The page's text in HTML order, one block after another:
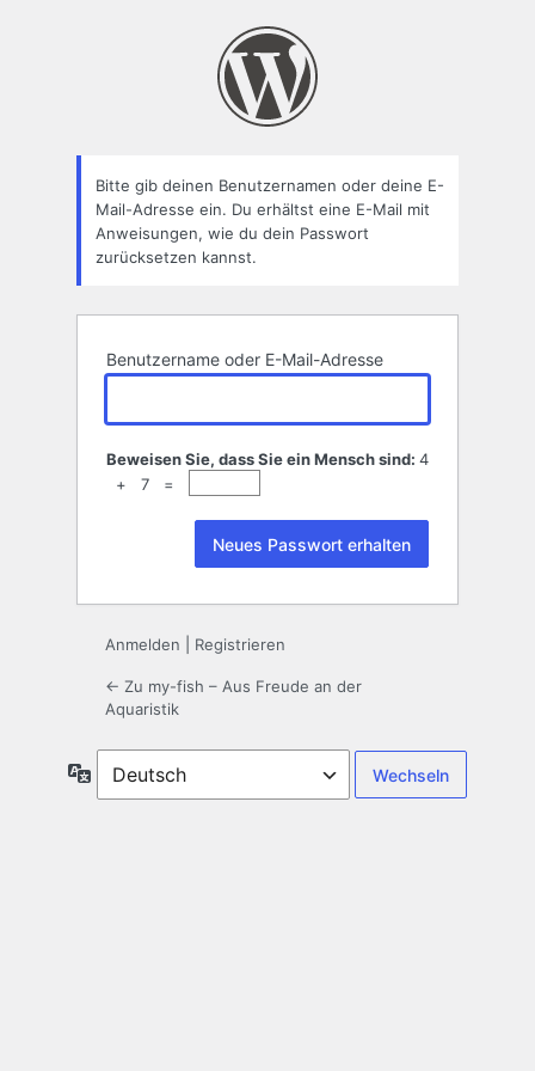
Bitte gib deinen Benutzernamen oder deine E-
Mail-Adresse ein. Du erhältst eine E-Mail mit
Anweisungen, wie du dein Passwort
zurücksetzen kannst.
Benutzername oder E-Mail-Adresse
Beweisen Sie, dass Sie ein Mensch sind: 4
+ 7 =
Anmelden Registrieren
← Zu my-fish – Aus Freude an der
Aquaristik
Sprache